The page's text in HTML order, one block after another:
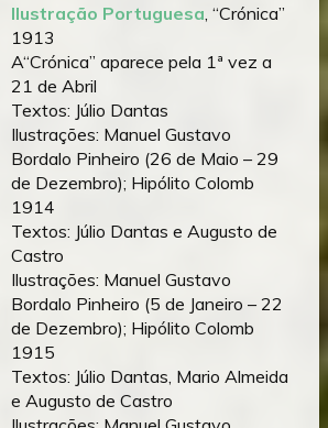
Ilustração Portuguesa , “Crónica”
1913
A“Crónica” aparece pela 1ª vez a
21 de Abril
Textos: Júlio Dantas
Ilustrações: Manuel Gustavo
Bordalo Pinheiro (26 de Maio – 29
de Dezembro); Hipólito Colomb
1914
Textos: Júlio Dantas e Augusto de
Castro
Ilustrações: Manuel Gustavo
Bordalo Pinheiro (5 de Janeiro – 22
de Dezembro); Hipólito Colomb
1915
Textos: Júlio Dantas, Mario Almeida
e Augusto de Castro